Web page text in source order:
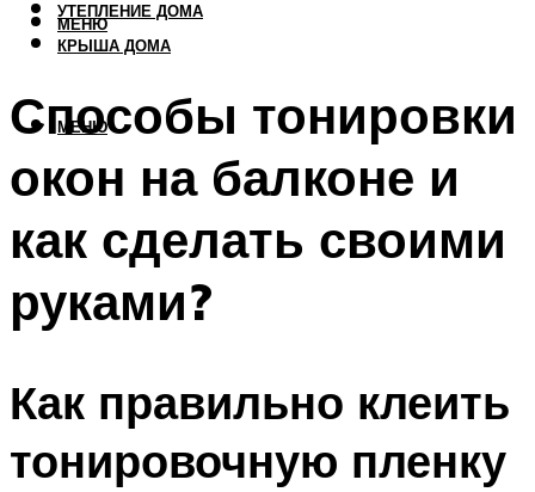
УТЕПЛЕНИЕ ДОМА
КРЫША ДОМА
МЕНЮ
МЕНЮ
Способы тонировки
окон на балконе и
как сделать своими
руками?
Как правильно клеить
тонировочную пленку